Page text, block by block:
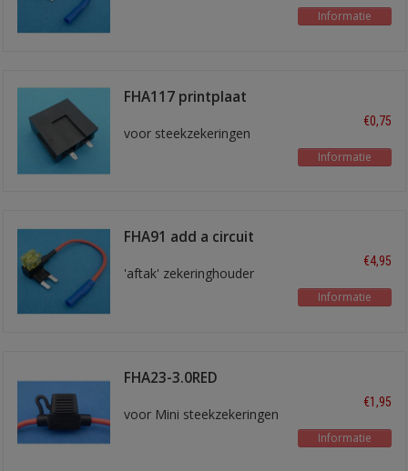
Informatie
FHA117 printplaat
zekeringhouder
voor steekzekeringen
€0,75
Informatie
FHA91 add a circuit
'aftak' zekeringhouder
€4,95
Informatie
FHA23-3.0RED
voor Mini steekzekeringen
€1,95
Informatie